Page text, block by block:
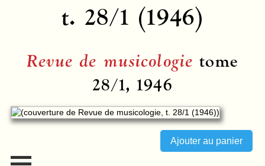
t. 28/1 (1946)
Revue de musicologie tome
28/1, 1946